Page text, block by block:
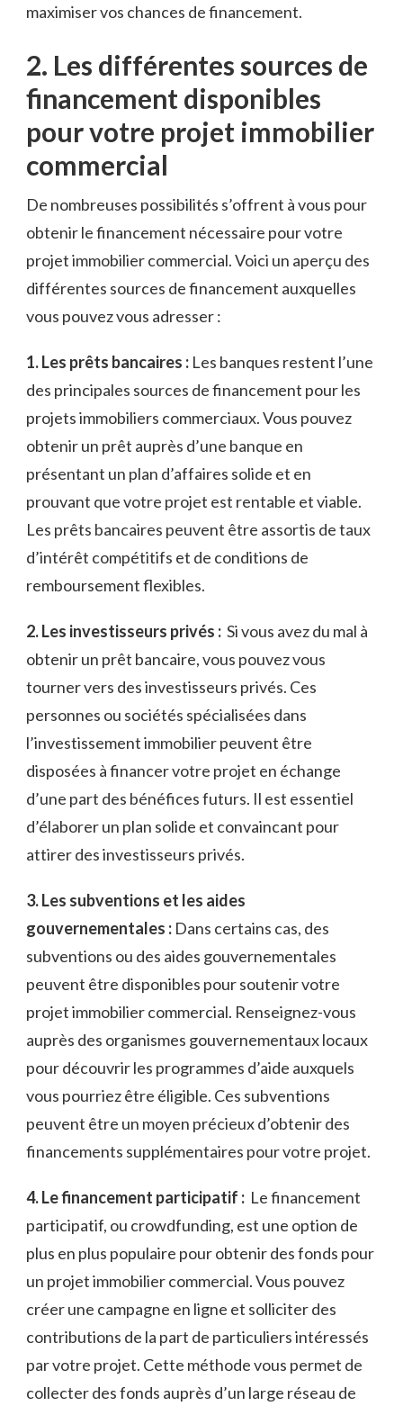
⁤maximiser vos⁢ chances de ⁣financement.
2. Les ​différentes sources de
financement disponibles
pour votre projet immobilier
commercial
De⁤ nombreuses ⁤possibilités‍ s’offrent à vous pour⁤
obtenir le financement nécessaire pour ⁢votre
projet‌ immobilier​ commercial. Voici un aperçu ⁣des
différentes sources de financement auxquelles
vous⁣ pouvez vous ‌adresser​ :
1. Les prêts⁤ bancaires : Les banques restent l’une
des principales sources de financement pour les ​
projets immobiliers commerciaux.‌ Vous pouvez
obtenir⁣ un prêt ‍auprès d’une banque ⁣en
présentant​ un plan ⁢d’affaires solide​ et en
prouvant que‍ votre projet est‌ rentable⁤ et viable.
Les prêts‌ bancaires peuvent ​être ⁢assortis ‌de taux
d’intérêt compétitifs et de conditions‌ de
remboursement flexibles.
2. Les investisseurs privés : ⁢ Si ⁢vous avez‌ du mal à
obtenir un ⁤prêt ⁣bancaire, vous⁢ pouvez⁢ vous
tourner vers ‍des investisseurs privés. Ces
personnes ou sociétés spécialisées dans
l’investissement​ immobilier peuvent être
disposées à⁤ financer⁢ votre projet‌ en échange
⁣d’une part des bénéfices futurs. ⁤Il est essentiel⁤
d’élaborer un plan solide ⁢et‌ convaincant pour
attirer des investisseurs privés.
3. Les‍ subventions et les ​aides
gouvernementales‍ : Dans‍ certains‌ cas, des
⁣subventions ​ou ‍des aides‍ gouvernementales
peuvent être ⁣disponibles pour soutenir votre
projet‍ immobilier commercial. Renseignez-vous
auprès ‍des organismes⁤ gouvernementaux locaux
pour découvrir les⁢ programmes‌ d’aide​ auxquels ​
vous ⁣pourriez être ⁤éligible. Ces subventions
peuvent être un moyen précieux d’obtenir des
financements‌ supplémentaires pour votre projet.
4. Le⁢ financement participatif ​: ⁢ Le⁣ financement
⁢participatif,‍ ou crowdfunding,‌ est une option⁣ de
plus en plus populaire pour obtenir‌ des fonds pour‌
un projet immobilier ⁣commercial. ‍Vous pouvez
créer une campagne en ligne et‌ solliciter des
contributions de ⁤la part ⁤de particuliers intéressés⁣
par votre projet. Cette⁢ méthode vous permet de
collecter des fonds auprès d’un⁤ large réseau de‍